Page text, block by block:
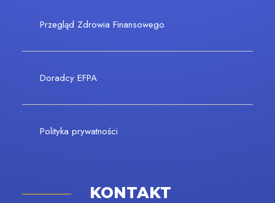
Przegląd Zdrowia Finansowego
Doradcy EFPA
Polityka prywatności
KONTAKT